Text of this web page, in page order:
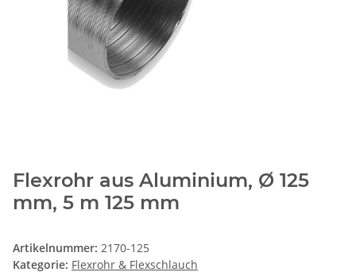
Flexrohr aus Aluminium, Ø 125
mm, 5 m 125 mm
Artikelnummer: 2170-125
Kategorie: Flexrohr & Flexschlauch